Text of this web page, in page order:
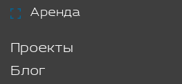
Аренда
Проекты
Блог